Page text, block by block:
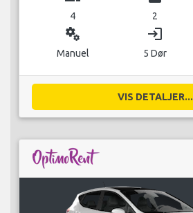
4 2
miscellaneous_services
Manuel
login
5 Dør
VIS DETALJER...